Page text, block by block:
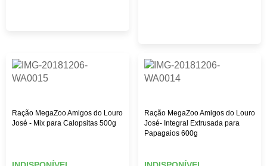
Ração MegaZoo Amigos do Louro
José - Mix para Calopsitas 500g
Ração MegaZoo Amigos do Louro
José- Integral Extrusada para
Papagaios 600g